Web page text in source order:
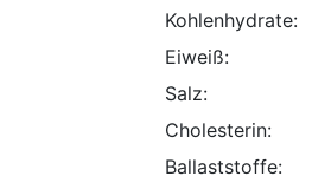
Kohlenhydrate:
Eiweiß:
Salz:
Cholesterin:
Ballaststoffe: